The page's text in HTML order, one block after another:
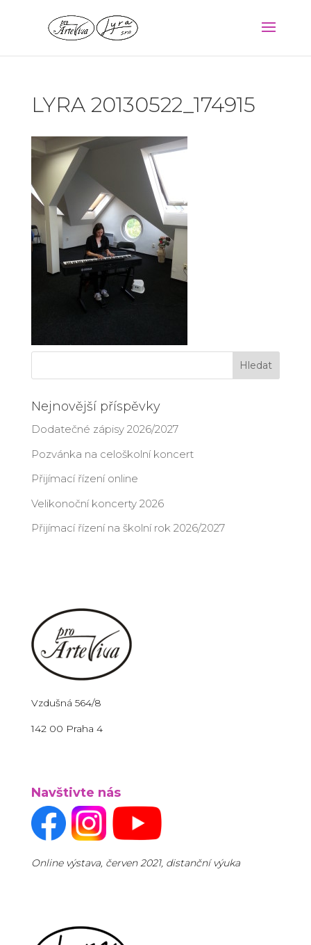
LYRA 20130522_174915
Nejnovější příspěvky
Dodatečné zápisy 2026/2027
Pozvánka na celoškolní koncert
Přijímací řízení online
Velikonoční koncerty 2026
Přijímací řízení na školní rok 2026/2027
Vzdušná 564/8
142 00 Praha 4
Navštivte nás
Online výstava, červen 2021, distanční výuka